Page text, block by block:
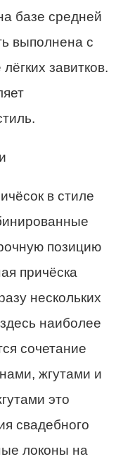
базе средней
выполнена с
завитков.
в стиле
позицию
причёска
нескольких
наиболее
сочетание
жгутами и
это
свадебного
локоны на